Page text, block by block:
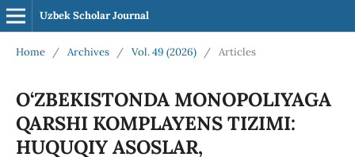
Uzbek Scholar Journal
Home / Archives / Vol. 49 (2026) / Articles
O‘ZBEKISTONDA MONOPOLIYAGA
QARSHI KOMPLAYENS TIZIMI:
HUQUQIY ASOSLAR,